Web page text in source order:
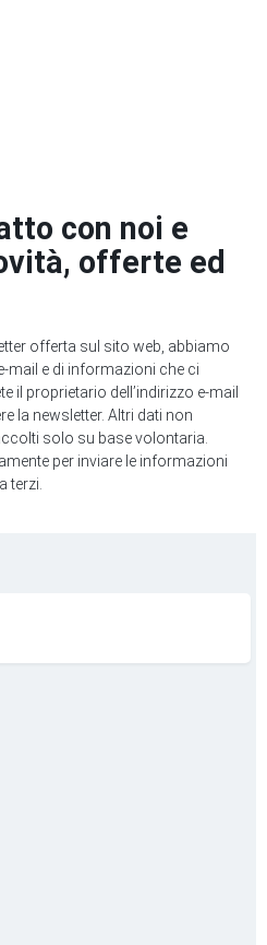
con noi e
offerte ed
offerta sul sito web, abbiamo
mail e di informazioni che ci
il proprietario dell’indirizzo e-mail
la newsletter. Altri dati non
solo su base volontaria.
per inviare le informazioni
terzi.